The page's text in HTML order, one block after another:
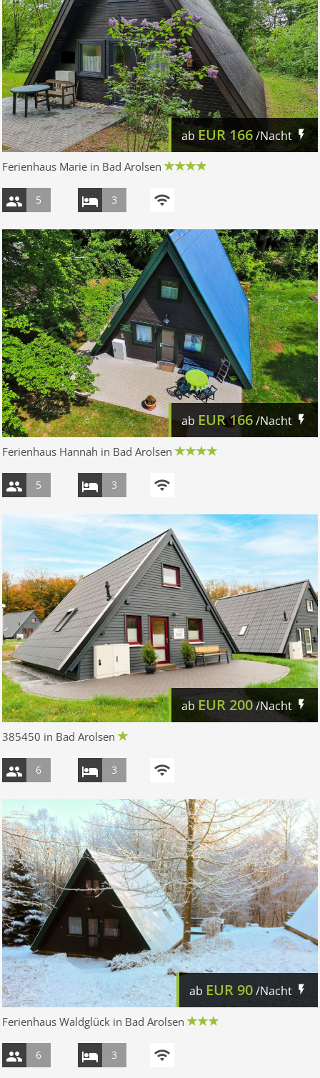
abEUR166/Nacht
Ferienhaus Marie in Bad Arolsen
5 3
ab EUR166/Nacht
Ferienhaus Hannah in Bad Arolsen
5 3
abEUR 200/Nacht
385450 in Bad Arolsen
6 3
ab EUR90/Nacht
Ferienhaus Waldglück in Bad Arolsen
6 3